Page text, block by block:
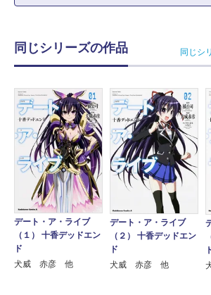
同じシリーズの作品 同じシ
デート・ア・ライブ
（１） 十香デッドエン
ド
犬威 赤彦 他
デート・ア・ライブ
（２） 十香デッドエン
ド
犬威 赤彦 他